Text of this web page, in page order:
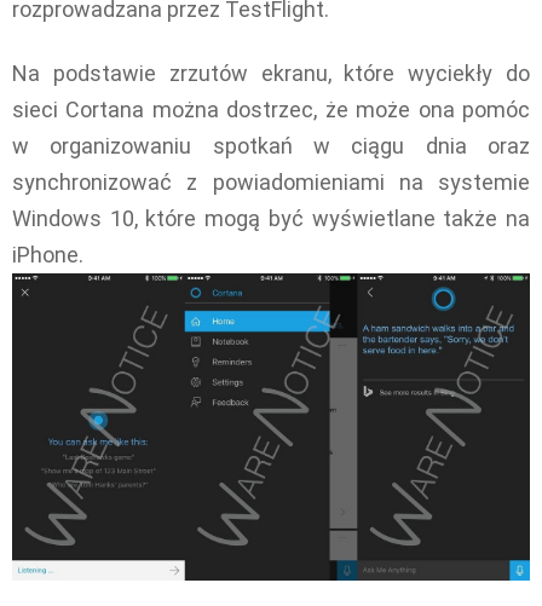
rozprowadzana przez TestFlight.
Na podstawie zrzutów ekranu, które wyciekły do
sieci Cortana można dostrzec, że może ona pomóc
w organizowaniu spotkań w ciągu dnia oraz
synchronizować z powiadomieniami na systemie
Windows 10, które mogą być wyświetlane także na
iPhone.